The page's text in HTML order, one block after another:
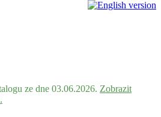
ze dne 03.06.2026. Zobrazit